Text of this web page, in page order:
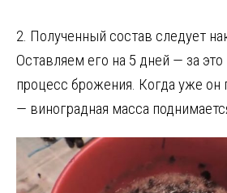
2. Полученный состав следует
Оставляем его на 5 дней — за
процесс брожения. Когда уже он
— виноградная масса